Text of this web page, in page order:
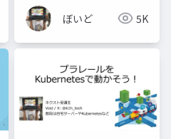
ぼいど 5K